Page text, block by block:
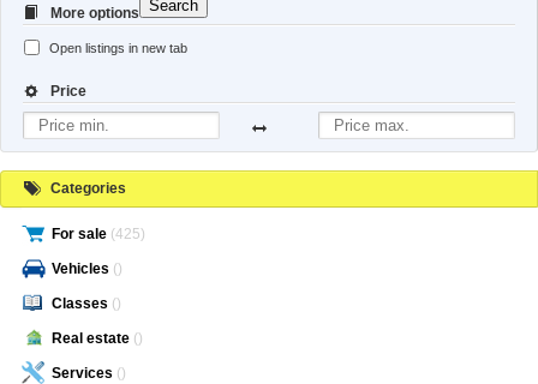
More options
Open listings in new tab
Price
Search
Categories
For sale (425)
Vehicles ()
Classes ()
Real estate ()
Services ()